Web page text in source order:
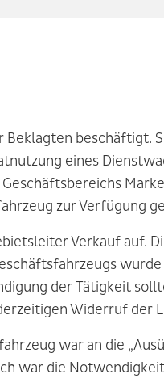
Beklagten beschäftigt.
eines
zur Verfügung
Verkauf auf.
der Tätigkeit
Widerruf der
war an die
war die